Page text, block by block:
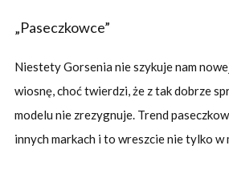
„Paseczkowce”
Niestety Gorsenia nie szykuje nam
wiosnę, choć twierdzi, że z tak dobrze
modelu nie zrezygnuje. Trend
innych markach i to wreszcie nie tylko w